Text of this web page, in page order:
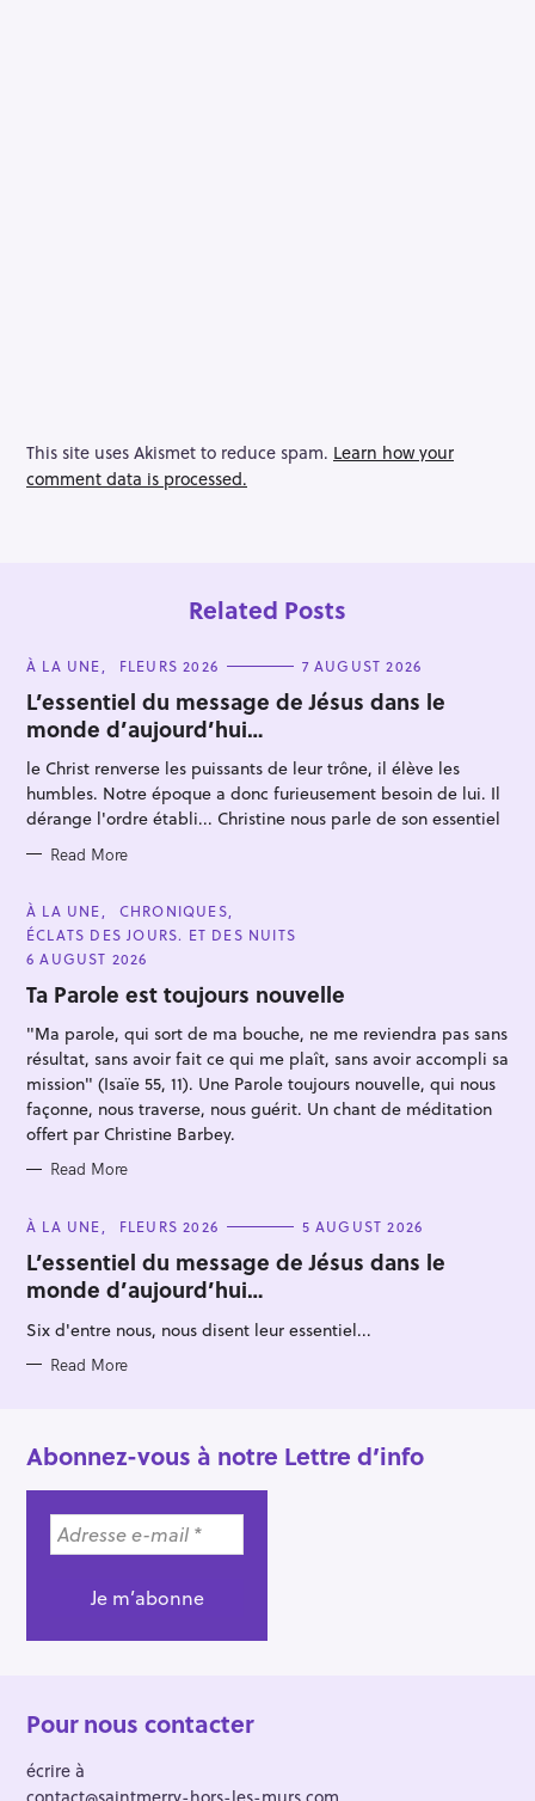
This site uses Akismet to reduce spam. Learn how your
comment data is processed.
Related Posts
C
T
E
G
O
R
I
E
S
À LA UNE FLEURS 2026 7 AUGUST 2026
L’essentiel du message de Jésus dans le
monde d’aujourd’hui…
le Christ renverse les puissants de leur trône, il élève les
humbles. Notre époque a donc furieusement besoin de lui. Il
dérange l'ordre établi... Christine nous parle de son essentiel
Read More
C
A
T
E
O
R
E
À LA UNE
CHRONIQUES
ÉCLATS DES JOURS. ET DES NUITS
6 AUGUST 2026
Ta Parole est toujours nouvelle
"Ma parole, qui sort de ma bouche, ne me reviendra pas sans
résultat, sans avoir fait ce qui me plaît, sans avoir accompli sa
mission" (Isaïe 55, 11). Une Parole toujours nouvelle, qui nous
façonne, nous traverse, nous guérit. Un chant de méditation
offert par Christine Barbey.
Read More
C
T
E
G
O
I
S
À LA UNE FLEURS 2026 5 AUGUST 2026
L’essentiel du message de Jésus dans le
monde d’aujourd’hui…
Six d'entre nous, nous disent leur essentiel...
Read More
Abonnez-vous à notre Lettre d’info
Pour nous contacter
écrire à